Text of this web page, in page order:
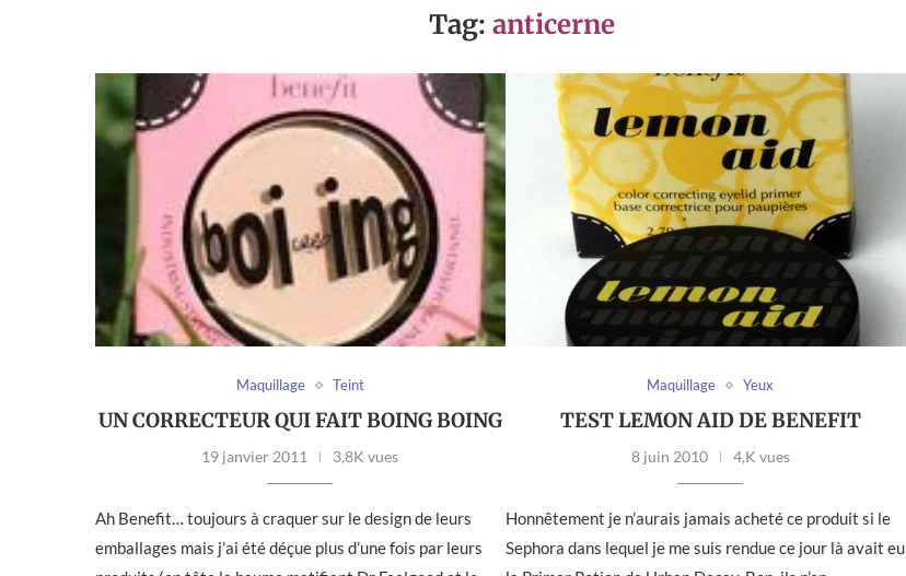
Tag: anticerne
Maquillage Teint
UN CORRECTEUR QUI FAIT BOING BOING
19 janvier 2011 3,8K vues
Ah Benefit… toujours à craquer sur le design de leurs
emballages mais j’ai été déçue plus d’une fois par leurs
Maquillage Yeux
TEST LEMON AID DE BENEFIT
8 juin 2010 4,K vues
Honnêtement je n’aurais jamais acheté ce produit si le
Sephora dans lequel je me suis rendue ce jour là avait eu